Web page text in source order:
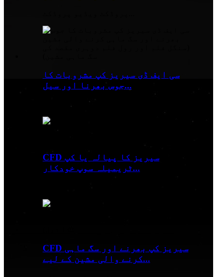
سی ایف ڈی سیریز کپ مشروبات کا
جوس بھرنا اور سیل...
CFD سیریز کا پیالہ یا کپ
ٹریمیلہ سوپ خودکار...
CFD سیریز کپ بھرنے اور سگ ماہی
کرنے والی مشین کے لیے...